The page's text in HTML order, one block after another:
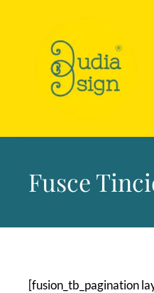
Portfolio
Fusce
[fusion_tb_pagination